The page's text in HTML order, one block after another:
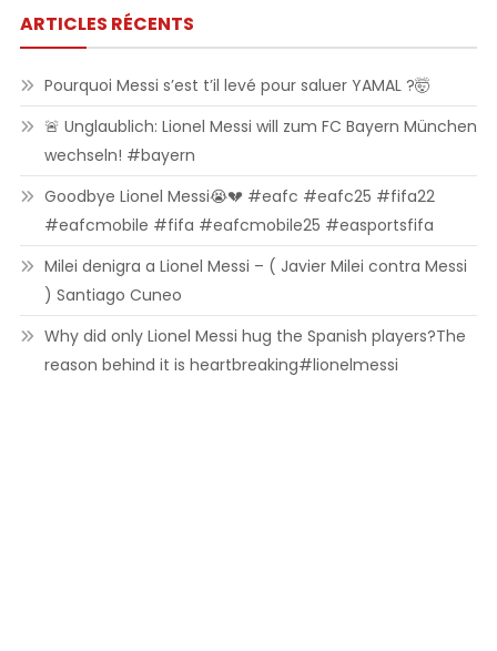
ARTICLES RÉCENTS
Pourquoi Messi s’est t’il levé pour saluer YAMAL ?🤯
🚨 Unglaublich: Lionel Messi will zum FC Bayern München
wechseln! #bayern
Goodbye Lionel Messi😭💔 #eafc #eafc25 #fifa22
#eafcmobile #fifa #eafcmobile25 #easportsfifa
Milei denigra a Lionel Messi – ( Javier Milei contra Messi
) Santiago Cuneo
Why did only Lionel Messi hug the Spanish players?The
reason behind it is heartbreaking#lionelmessi